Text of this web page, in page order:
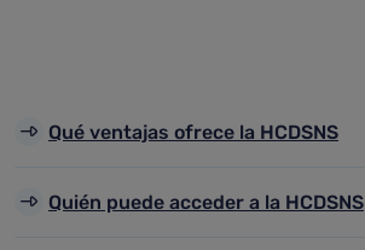
Qué ventajas ofrece la HCDSNS
Quién puede acceder a la HCDSNS